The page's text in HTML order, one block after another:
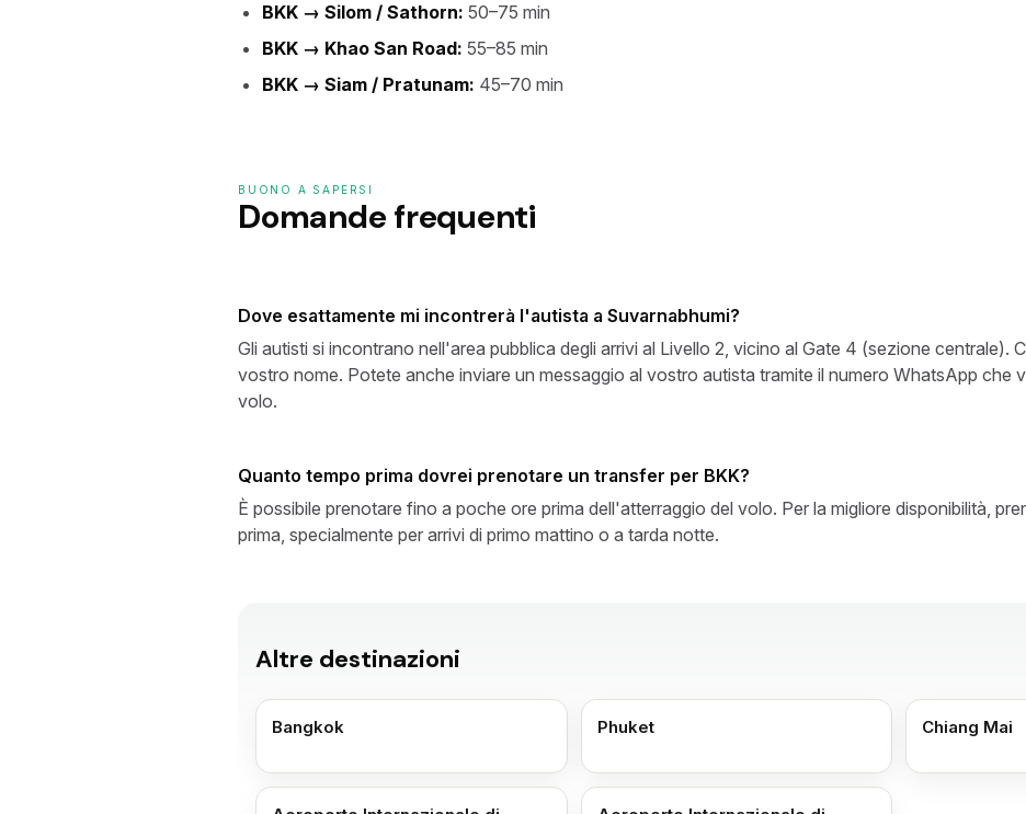
BKK → Silom / Sathorn: 50–75 min
BKK → Khao San Road: 55–85 min
BKK → Siam / Pratunam: 45–70 min
BUONO A SAPERSI
Domande frequenti
Dove esattamente mi incontrerà l'autista a Suvarnabhumi?
Gli autisti si incontrano nell'area pubblica degli arrivi al Livello 2, vicino al Gate 4 (sezione centrale).
vostro nome. Potete anche inviare un messaggio al vostro autista tramite il numero WhatsApp che
volo.
Quanto tempo prima dovrei prenotare un transfer per BKK?
È possibile prenotare fino a poche ore prima dell'atterraggio del volo. Per la migliore disponibilità,
prima, specialmente per arrivi di primo mattino o a tarda notte.
Altre destinazioni
Bangkok Phuket Chiang Mai